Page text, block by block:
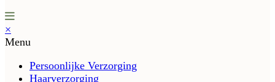
×
Menu
Persoonlijke Verzorging
Haarverzorging